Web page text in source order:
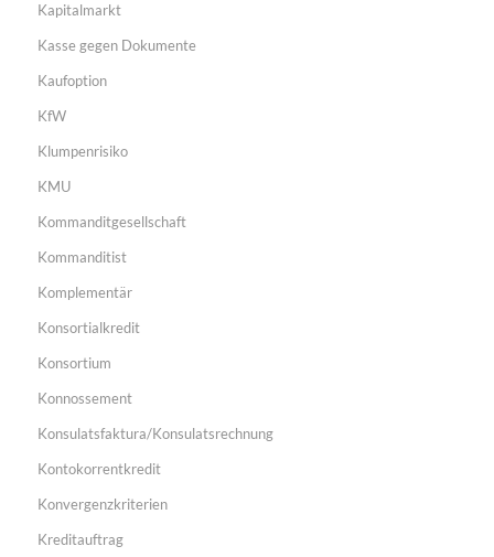
Kapitalmarkt
Kasse gegen Dokumente
Kaufoption
KfW
Klumpenrisiko
KMU
Kommanditgesellschaft
Kommanditist
Komplementär
Konsortialkredit
Konsortium
Konnossement
Konsulatsfaktura/Konsulatsrechnung
Kontokorrentkredit
Konvergenzkriterien
Kreditauftrag